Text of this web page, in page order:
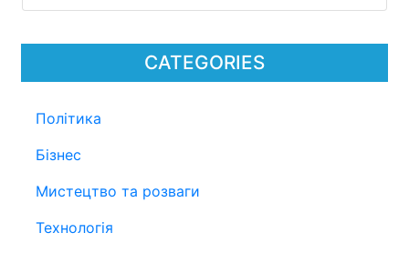
CATEGORIES
Політика
Бізнес
Мистецтво та розваги
Технологія